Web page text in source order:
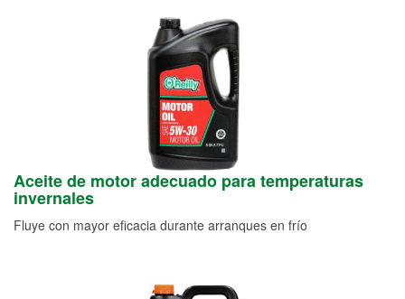
Aceite de motor adecuado para temperaturas
invernales
Fluye con mayor eficacia durante arranques en frío